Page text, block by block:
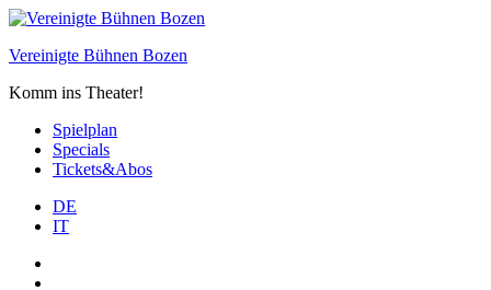
Skip
content
Vereinigte Bühnen Bozen
Komm ins Theater!
Spielplan
Specials
Tickets&Abos
DE
IT